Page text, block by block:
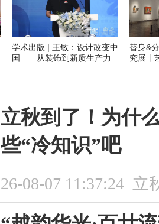
学术出版 | 王敏：设计改变中
国——从装饰到新质生产力
替身&
究展丨
立秋到了！为什
些“冷知识”吧
26-08-07 11:37:24 立